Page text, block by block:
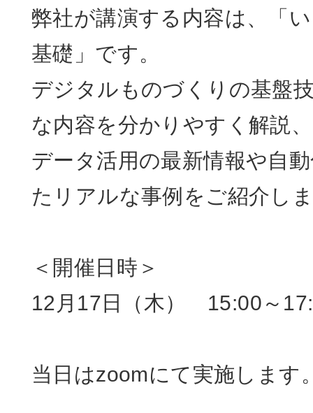
弊社が講演する内容は、「
基礎」です。
デジタルものづくりの基盤
な内容を分かりやすく解説
データ活用の最新情報や自
たリアルな事例をご紹介し
＜開催日時＞
12月17日（木） 15:00～
当日はzoomにて実施します